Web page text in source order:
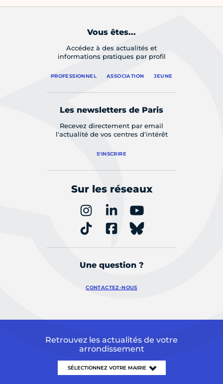
Vous êtes...
Accédez à des actualités et
informations pratiques par profil
PROFESSIONNEL ASSOCIATION JEUNE
Les newsletters de Paris
Recevez directement par email
l'actualité de vos centres d'intérêt
S'INSCRIRE
Sur les réseaux
Une question ?
CONTACTEZ-NOUS
Retrouvez les actualités de votre
arrondissement